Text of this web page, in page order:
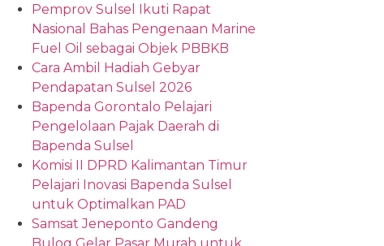
Pemprov Sulsel Ikuti Rapat
Nasional Bahas Pengenaan Marine
Fuel Oil sebagai Objek PBBKB
Cara Ambil Hadiah Gebyar
Pendapatan Sulsel 2026
Bapenda Gorontalo Pelajari
Pengelolaan Pajak Daerah di
Bapenda Sulsel
Komisi II DPRD Kalimantan Timur
Pelajari Inovasi Bapenda Sulsel
untuk Optimalkan PAD
Samsat Jeneponto Gandeng